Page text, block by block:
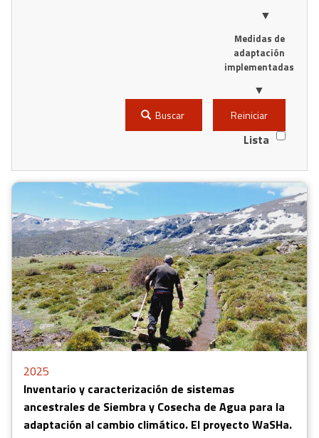
▼
Medidas de
adaptación
implementadas
▼
Buscar Reiniciar
Lista
2025
Inventario y caracterización de sistemas
ancestrales de Siembra y Cosecha de Agua para la
adaptación al cambio climático. El proyecto WaSHa.